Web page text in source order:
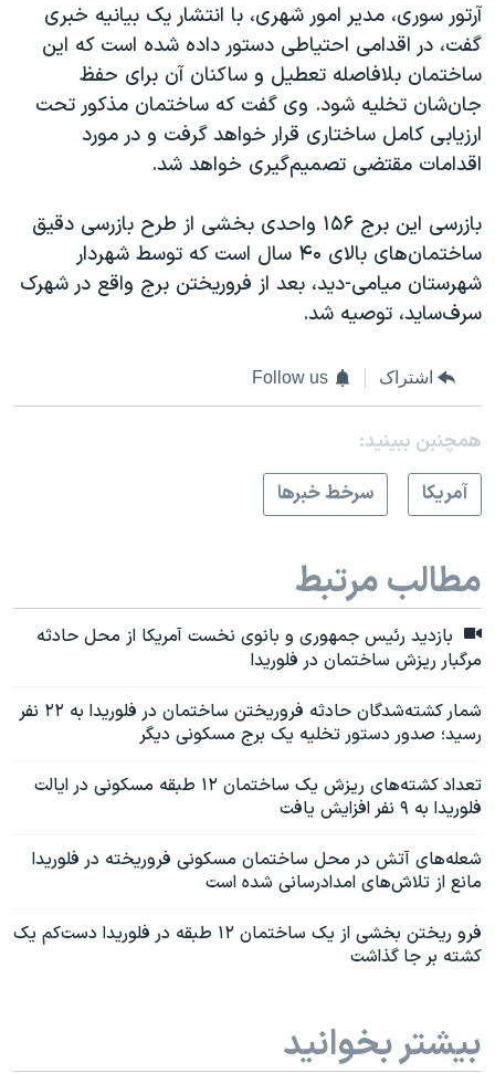
آرتور سوری، مدیر امور شهری، با انتشار یک بیانیه خبری
گفت، در اقدامی احتیاطی دستور داده شده است که این
ساختمان بلافاصله تعطیل و ساکنان آن برای حفظ
جان‌شان تخلیه شود. وی گفت که ساختمان مذکور تحت
ارزیابی کامل ساختاری قرار خواهد گرفت و در مورد
اقدامات مقتضی تصمیم‌گیری خواهد شد.
بازرسی این برج ۱۵۶ واحدی بخشی از طرح بازرسی دقیق
ساختمان‌های بالای ۴۰ سال است که توسط شهردار
شهرستان میامی-دید، بعد از فروریختن برج واقع در شهرک
سرف‌ساید، توصیه شد.
اشتراک Follow us
همچنبن ببینید:
آمريکا
سرخط خبرها
مطالب مرتبط
بازدید رئیس جمهوری و بانوی نخست آمریکا از محل حادثه
مرگبار ریزش ساختمان در فلوریدا
شمار کشته‌شدگان حادثه فروریختن ساختمان در فلوریدا به ۲۲ نفر
رسید؛ صدور دستور تخلیه یک برج مسکونی دیگر
تعداد کشته‌های ریزش یک ساختمان ۱۲ طبقه مسکونی در ایالت
فلوریدا به ۹ نفر افزایش یافت
شعله‌های آتش در محل ساختمان مسکونی فروریخته در فلوریدا
مانع از تلاش‌های امدادرسانی شده است
فرو ریختن بخشی از یک ساختمان ۱۲ طبقه در فلوریدا دست‌کم یک
کشته بر جا گذاشت
بیشتر بخوانید